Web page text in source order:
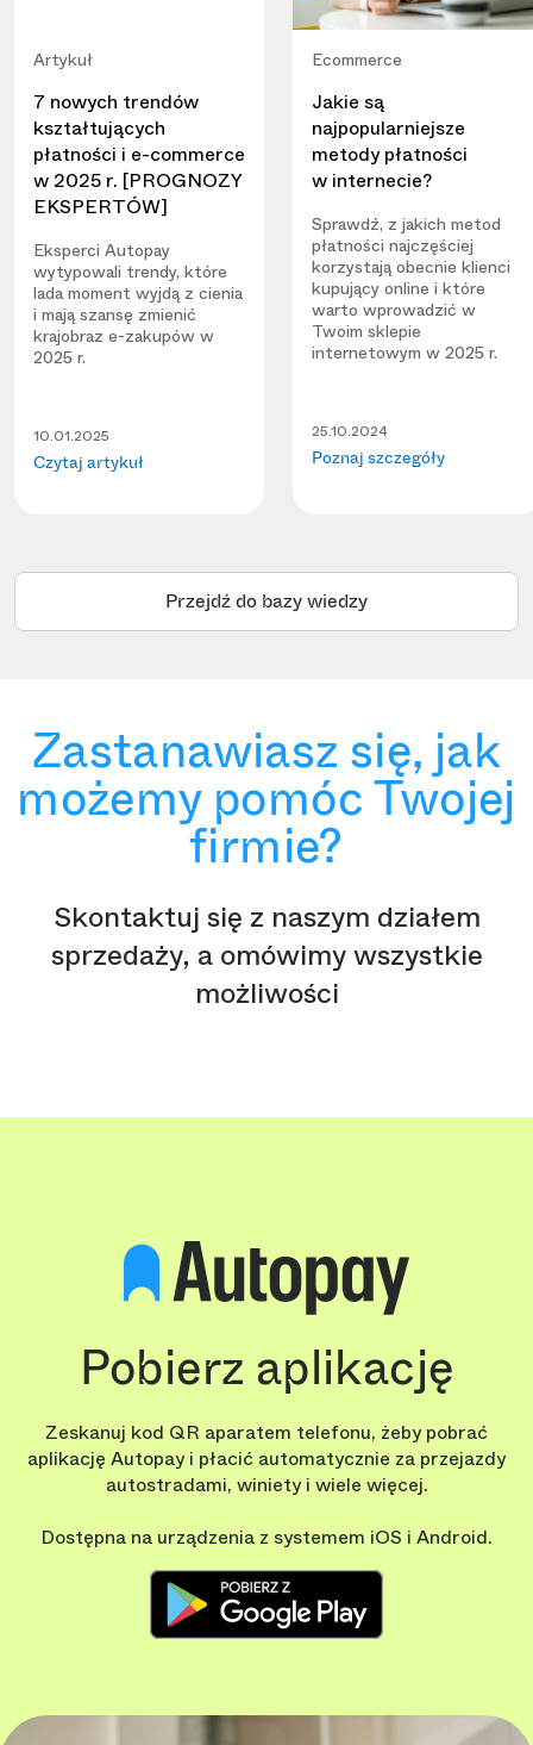
Artykuł
7 nowych trendów
kształtujących
płatności i e-commerce
w 2025 r. [PROGNOZY
EKSPERTÓW]
Eksperci Autopay
wytypowali trendy, które
lada moment wyjdą z cienia
i mają szansę zmienić
krajobraz e-zakupów w
2025 r.
10.01.2025
Czytaj artykuł
Ecommerce
Jakie są
najpopularniejsze
metody płatności
w internecie?
Sprawdź, z jakich metod
płatności najczęściej
korzystają obecnie klienci
kupujący online i które
warto wprowadzić w
Twoim sklepie
internetowym w 2025 r.
25.10.2024
Poznaj szczegóły
Przejdź do bazy wiedzy
Zastanawiasz się, jak
możemy pomóc Twojej
firmie?
Skontaktuj się z naszym działem
sprzedaży, a omówimy wszystkie
możliwości
Pobierz aplikację
Zeskanuj kod QR aparatem telefonu, żeby pobrać
aplikację Autopay i płacić automatycznie za przejazdy
autostradami, winiety i wiele więcej.
Dostępna na urządzenia z systemem iOS i Android.